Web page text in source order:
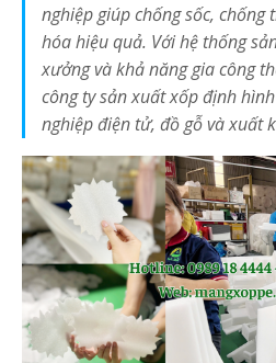
nghiệp giúp chống sốc, chống
hóa hiệu quả. Với hệ thống
xưởng và khả năng gia công
công ty sản xuất xốp định
nghiệp điện tử, đồ gỗ và xuất